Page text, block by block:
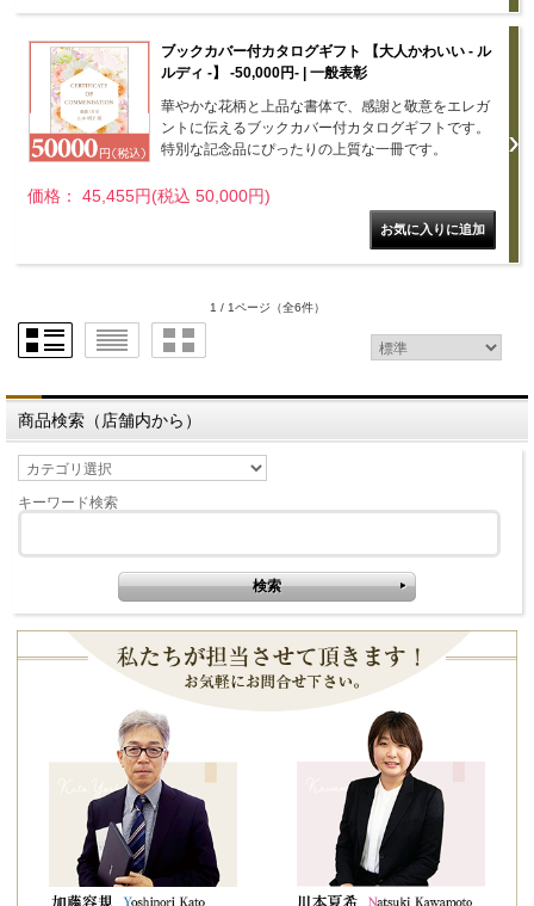
ブックカバー付カタログギフト 【大人かわいい - ル
ルディ -】 -50,000円- | 一般表彰
華やかな花柄と上品な書体で、感謝と敬意をエレガ
ントに伝えるブックカバー付カタログギフトです。
特別な記念品にぴったりの上質な一冊です。
価格： 45,455円(税込 50,000円)
1 / 1ページ （全6件）
商品検索（店舗内から）
キーワード検索